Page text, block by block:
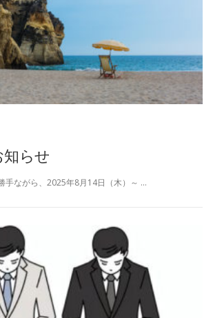
らせ
手ながら、2025年8月14日（木）～ …